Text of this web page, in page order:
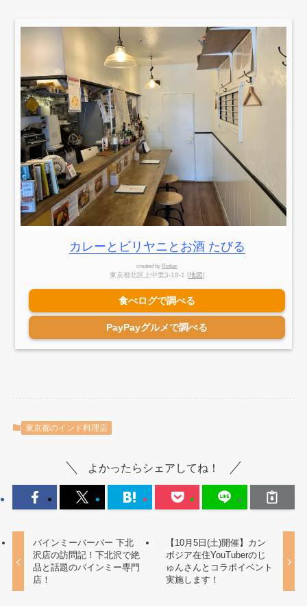
カレーとビリヤニとお酒 たびる
created by Rinker
東京都北区上中里3-18-1 [地図]
食べログで調べる
PayPayグルメで調べる
東京都のインド料理店
よかったらシェアしてね！
バインミーバーバー 下北
沢店の訪問記！下北沢で絶
品と話題のバインミー専門
店！
【10月5日(土)開催】カン
ボジア在住YouTuberのじ
ゅんさんとコラボイベント
実施します！